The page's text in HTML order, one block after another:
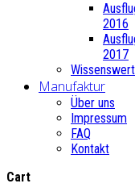
2016
2017
Manufaktur
Über uns
Impressum
FAQ
Kontakt
Cart